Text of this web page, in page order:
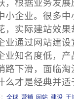
，根据业务发
小企业。很多
，实际建站效
业通过网站建
业知名度低，
路下滑，面临
么才是经典并适
全球 营销 网站 建设 王